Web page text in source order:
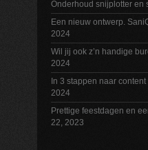
Onderhoud snijplotter en
Een nieuw ontwerp.
2024
Wil jij ook z’n handige
2024
In 3 stappen naar
2024
Prettige feestdagen en
22, 2023